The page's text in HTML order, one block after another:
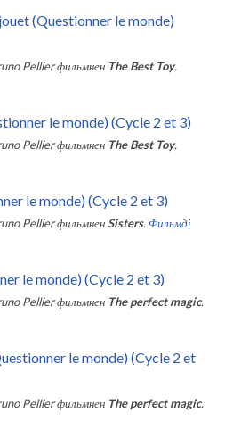
(Questionner le monde)
Pellierфильмнен The Best Toy.
le monde) (Cycle 2 et 3)
Pellierфильмнен The Best Toy.
le monde) (Cycle 2 et 3)
PellierфильмненSisters. Фильмді
le monde) (Cycle 2 et 3)
Pellierфильмнен The perfect magic.
le monde) (Cycle 2 et
Pellierфильмнен The perfect magic.